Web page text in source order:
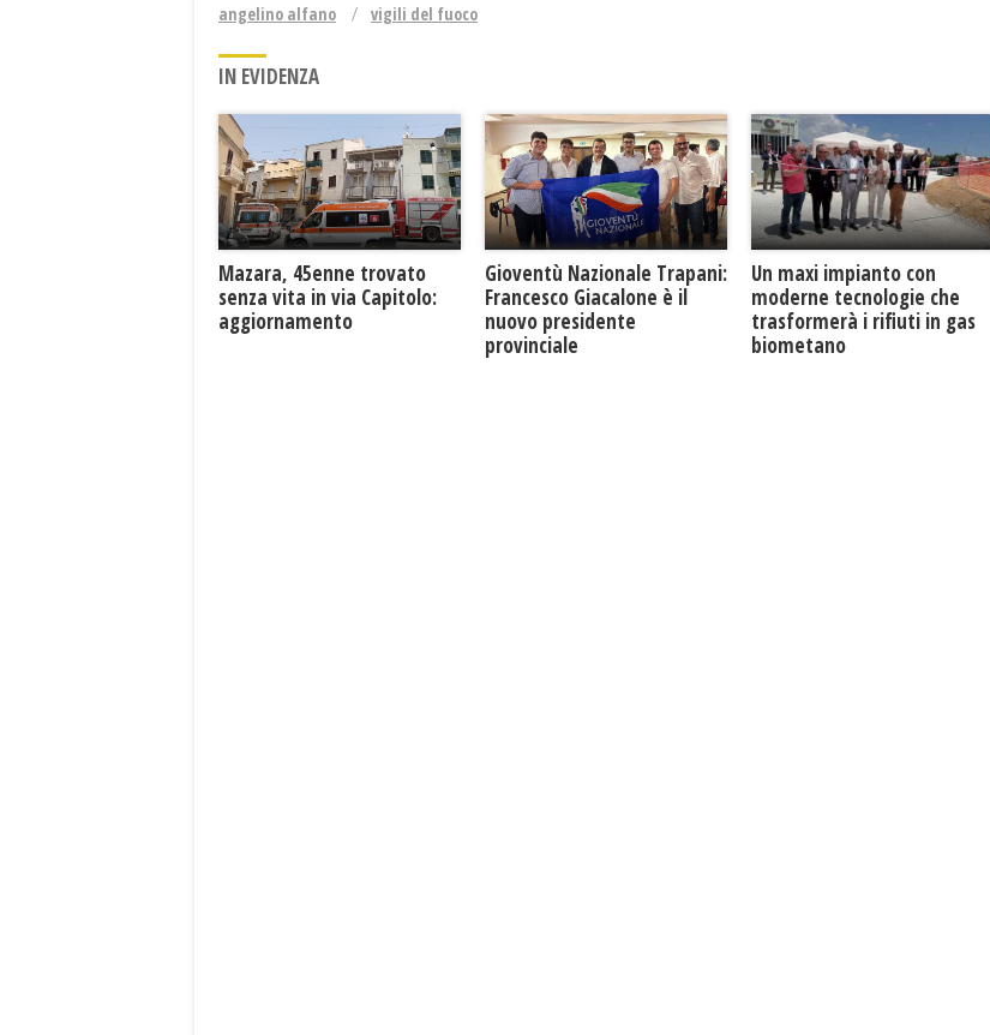
angelino alfano
vigili del fuoco
IN EVIDENZA
Mazara, 45enne trovato
senza vita in via Capitolo:
aggiornamento
Gioventù Nazionale Trapani:
Francesco Giacalone è il
nuovo presidente
provinciale
Un maxi impianto con
moderne tecnologie che
trasformerà i rifiuti in gas
biometano